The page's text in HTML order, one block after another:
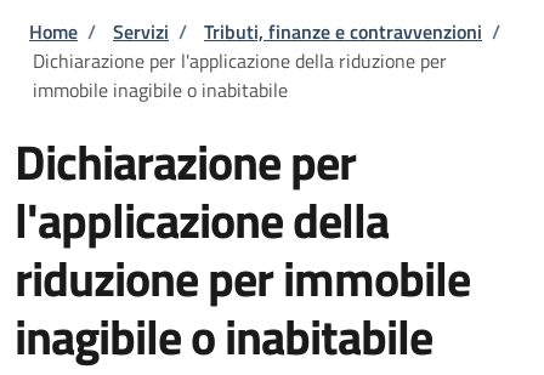
Briciole di pane
Home / Servizi / Tributi, finanze e contravvenzioni /
Dichiarazione per l'applicazione della riduzione per
immobile inagibile o inabitabile
Dichiarazione per
l'applicazione della
riduzione per immobile
inagibile o inabitabile